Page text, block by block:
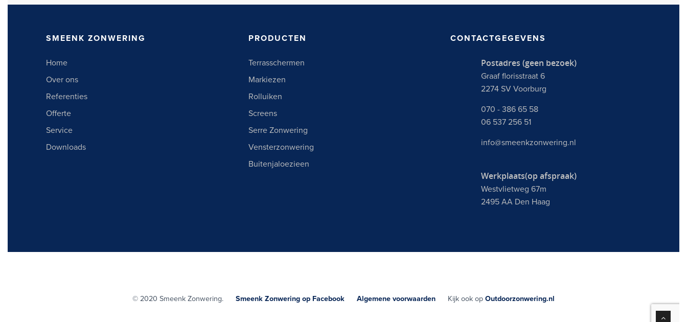
SMEENK ZONWERING
Home
Over ons
Referenties
Offerte
Service
Downloads
PRODUCTEN
Terrasschermen
Markiezen
Rolluiken
Screens
Serre Zonwering
Vensterzonwering
Buitenjaloezieen
CONTACTGEGEVENS
Postadres (geen bezoek)
Graaf florisstraat 6
2274 SV Voorburg
070 - 386 65 58
06 537 256 51
info@smeenkzonwering.nl
Werkplaats(op afspraak)
Westvlietweg 67m
2495 AA Den Haag
© 2020 Smeenk Zonwering. Smeenk Zonwering op Facebook Algemene voorwaarden Kijk ook op Outdoorzonwering.nl